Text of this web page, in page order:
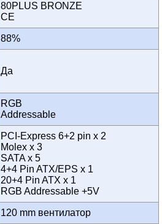
80PLUS BRONZE
CE
88%
Да
RGB
Addressable
PCI-Express 6+2 pin x 2
Molex x 3
SATA x 5
4+4 Pin ATX/EPS x 1
20+4 Pin ATX x 1
RGB Addressable +5V
120 mm вентилатор